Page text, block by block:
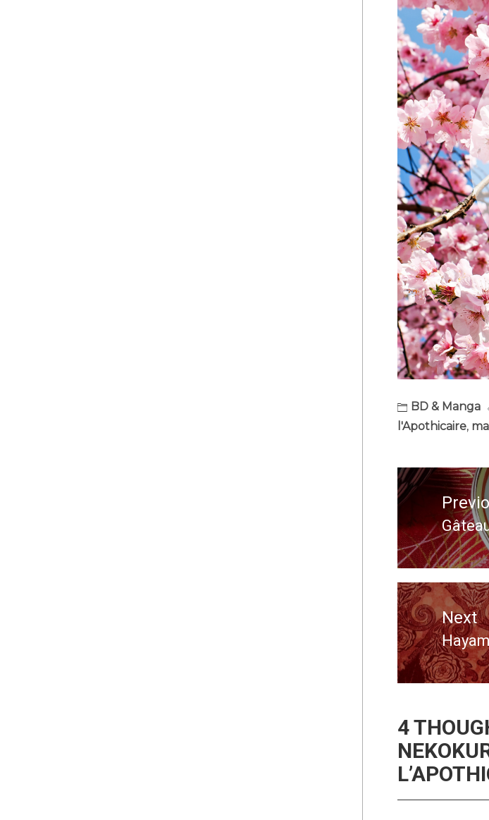
BD & Manga
l'Apothicaire,
de
l’article
post:
Next
Next
post:
4